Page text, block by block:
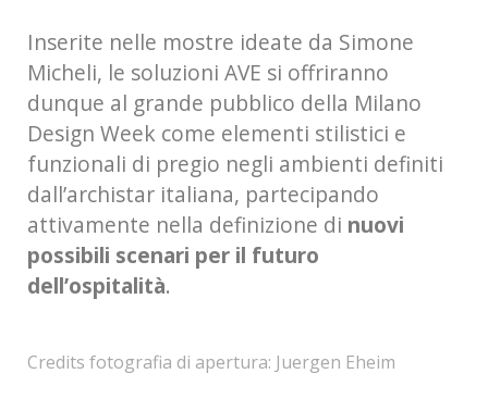
Inserite nelle mostre ideate da Simone
Micheli, le soluzioni AVE si offriranno
dunque al grande pubblico della Milano
Design Week come elementi stilistici e
funzionali di pregio negli ambienti definiti
dall’archistar italiana, partecipando
attivamente nella definizione di nuovi
possibili scenari per il futuro
dell’ospitalità.
Credits fotografia di apertura: Juergen Eheim